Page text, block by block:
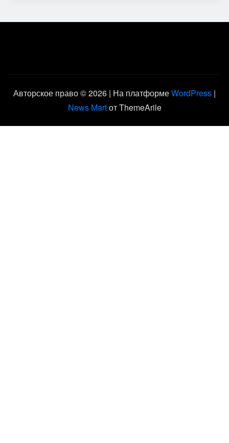
Авторское право © 2026 | На платформеWordPress |
News Martот ThemeArile